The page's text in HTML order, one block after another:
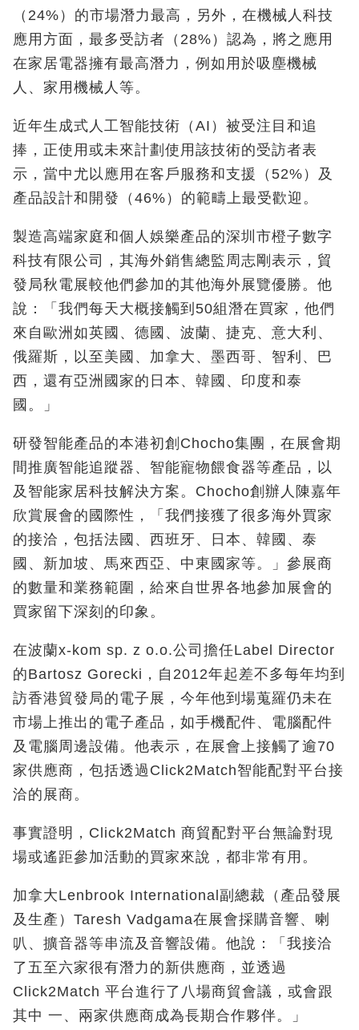
（24%）的市場潛力最高，另外，在機械人科技
應用方面，最多受訪者（28%）認為，將之應用
在家居電器擁有最高潛力，例如用於吸塵機械
人、家用機械人等。
近年生成式人工智能技術（AI）被受注目和追
捧，正使用或未來計劃使用該技術的受訪者表
示，當中尤以應用在客戶服務和支援（52%）及
產品設計和開發（46%）的範疇上最受歡迎。
製造高端家庭和個人娛樂產品的深圳市橙子數字
科技有限公司，其海外銷售總監周志剛表示，貿
發局秋電展較他們參加的其他海外展覽優勝。他
說：「我們每天大概接觸到50組潛在買家，他們
來自歐洲如英國、德國、波蘭、捷克、意大利、
俄羅斯，以至美國、加拿大、墨西哥、智利、巴
西，還有亞洲國家的日本、韓國、印度和泰
國。」
研發智能產品的本港初創Chocho集團，在展會期
間推廣智能追蹤器、智能寵物餵食器等產品，以
及智能家居科技解決方案。Chocho創辦人陳嘉年
欣賞展會的國際性，「我們接獲了很多海外買家
的接洽，包括法國、西班牙、日本、韓國、泰
國、新加坡、馬來西亞、中東國家等。」參展商
的數量和業務範圍，給來自世界各地參加展會的
買家留下深刻的印象。
在波蘭x-kom sp. z o.o.公司擔任Label Director
的Bartosz Gorecki，自2012年起差不多每年均到
訪香港貿發局的電子展，今年他到場蒐羅仍未在
市場上推出的電子產品，如手機配件、電腦配件
及電腦周邊設備。他表示，在展會上接觸了逾70
家供應商，包括透過Click2Match智能配對平台接
洽的展商。
事實證明，Click2Match 商貿配對平台無論對現
場或遙距參加活動的買家來說，都非常有用。
加拿大Lenbrook International副總裁（產品發展
及生產）Taresh Vadgama在展會採購音響、喇
叭、擴音器等串流及音響設備。他說：「我接洽
了五至六家很有潛力的新供應商，並透過
Click2Match 平台進行了八場商貿會議，或會跟
其中 一、兩家供應商成為長期合作夥伴。」